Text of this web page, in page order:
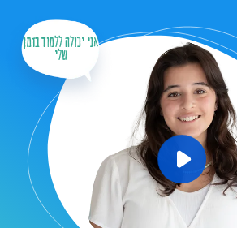
אני יכולה ללמוד בזמן
שלי